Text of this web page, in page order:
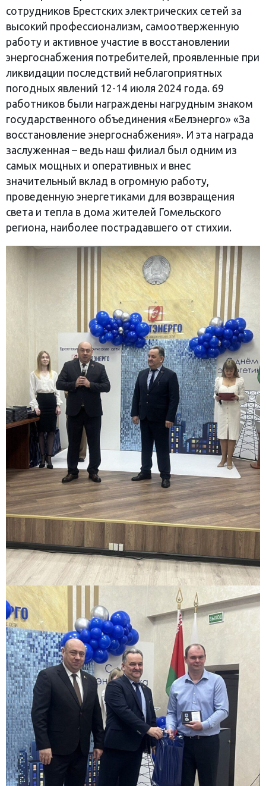
сотрудников Брестских электрических сетей за
высокий профессионализм, самоотверженную
работу и активное участие в восстановлении
энергоснабжения потребителей, проявленные при
ликвидации последствий неблагоприятных
погодных явлений 12-14 июля 2024 года. 69
работников были награждены нагрудным знаком
государственного объединения «Белэнерго» «За
восстановление энергоснабжения». И эта награда
заслуженная – ведь наш филиал был одним из
самых мощных и оперативных и внес
значительный вклад в огромную работу,
проведенную энергетиками для возвращения
света и тепла в дома жителей Гомельского
региона, наиболее пострадавшего от стихии.